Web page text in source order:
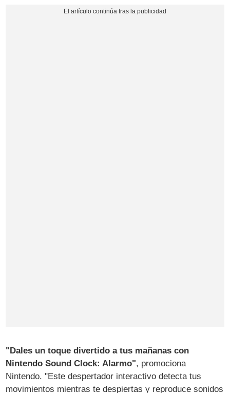
"Dales un toque divertido a tus mañanas con
Nintendo Sound Clock: Alarmo", promociona
Nintendo. "Este despertador interactivo detecta tus
movimientos mientras te despiertas y reproduce sonidos